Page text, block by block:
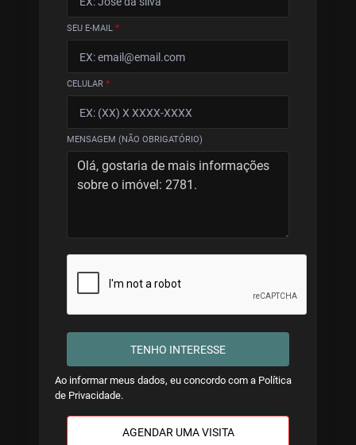
SEU E-MAIL *
CELULAR *
MENSAGEM (NÃO OBRIGATÓRIO)
TENHO INTERESSE
Ao informar meus dados, eu concordo com a Política
de Privacidade.
AGENDAR UMA VISITA